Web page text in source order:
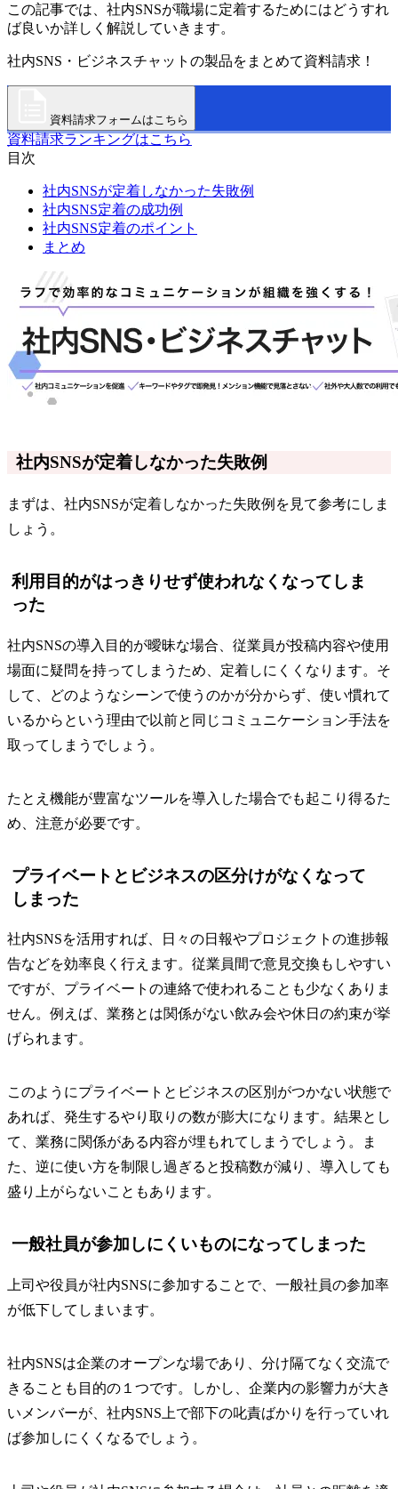
この記事では、社内SNSが職場に定着するためにはどうすれ
ば良いか詳しく解説していきます。
社内SNS・ビジネスチャットの製品をまとめて資料請求！
資料請求フォームはこちら
資料請求ランキングはこちら
目次
社内SNSが定着しなかった失敗例
社内SNS定着の成功例
社内SNS定着のポイント
まとめ
社内SNSが定着しなかった失敗例
まずは、社内SNSが定着しなかった失敗例を見て参考にしま
しょう。
利用目的がはっきりせず使われなくなってしま
った
社内SNSの導入目的が曖昧な場合、従業員が投稿内容や使用
場面に疑問を持ってしまうため、定着しにくくなります。そ
して、どのようなシーンで使うのかが分からず、使い慣れて
いるからという理由で以前と同じコミュニケーション手法を
取ってしまうでしょう。
たとえ機能が豊富なツールを導入した場合でも起こり得るた
め、注意が必要です。
プライベートとビジネスの区分けがなくなって
しまった
社内SNSを活用すれば、日々の日報やプロジェクトの進捗報
告などを効率良く行えます。従業員間で意見交換もしやすい
ですが、プライベートの連絡で使われることも少なくありま
せん。例えば、業務とは関係がない飲み会や休日の約束が挙
げられます。
このようにプライベートとビジネスの区別がつかない状態で
あれば、発生するやり取りの数が膨大になります。結果とし
て、業務に関係がある内容が埋もれてしまうでしょう。ま
た、逆に使い方を制限し過ぎると投稿数が減り、導入しても
盛り上がらないこともあります。
一般社員が参加しにくいものになってしまった
上司や役員が社内SNSに参加することで、一般社員の参加率
が低下してしまいます。
社内SNSは企業のオープンな場であり、分け隔てなく交流で
きることも目的の１つです。しかし、企業内の影響力が大き
いメンバーが、社内SNS上で部下の叱責ばかりを行っていれ
ば参加しにくくなるでしょう。